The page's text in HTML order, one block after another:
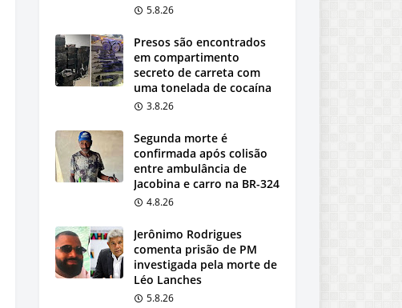
5.8.26
Presos são encontrados
em compartimento
secreto de carreta com
uma tonelada de cocaína
3.8.26
Segunda morte é
confirmada após colisão
entre ambulância de
Jacobina e carro na BR-324
4.8.26
Jerônimo Rodrigues
comenta prisão de PM
investigada pela morte de
Léo Lanches
5.8.26